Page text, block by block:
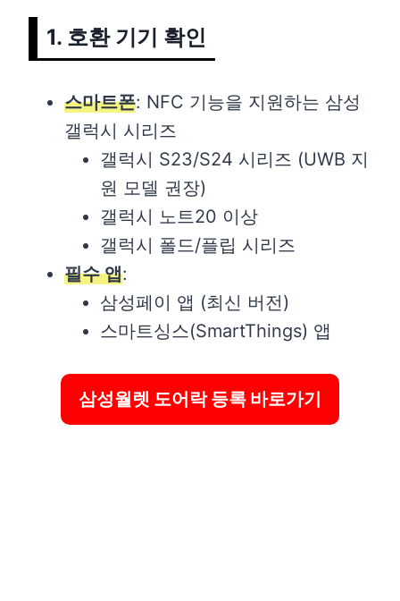
1. 호환 기기 확인
스마트폰: NFC 기능을 지원하는 삼성
갤럭시 시리즈
갤럭시 S23/S24 시리즈 (UWB 지
원 모델 권장)
갤럭시 노트20 이상
갤럭시 폴드/플립 시리즈
필수 앱:
삼성페이 앱 (최신 버전)
스마트싱스(SmartThings) 앱
삼성월렛 도어락 등록 바로가기